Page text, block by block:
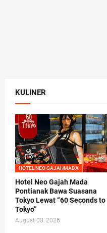
KULINER
HOTEL NEO GAJAHMADA
Hotel Neo Gajah Mada
Pontianak Bawa Suasana
Tokyo Lewat “60 Seconds to
Tokyo”
August 03, 2026